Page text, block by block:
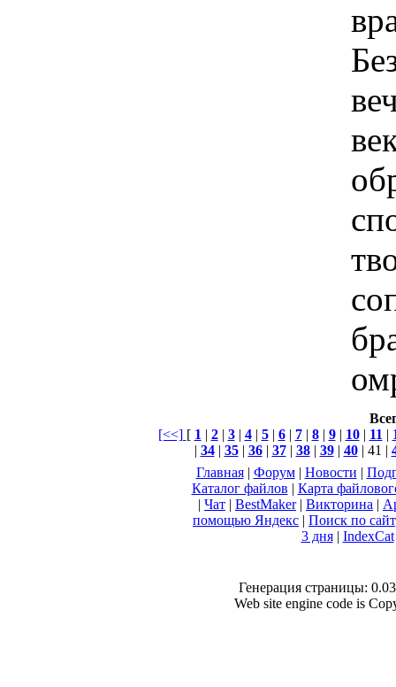
[<<] [ 1 | 2| 3| 4| 5| 6| 7| 8| 9| 10| 11 |
| 34| 35| 36| 37| 38| 39| 40| 41 |
Главная| Форум| Новости |
Каталог файлов | Карта
| Чат | BestMaker| Викторина |
помощью Яндекс | Поиск по
3 дня| IndexCat
Генерация страницы:
Web site engine code is